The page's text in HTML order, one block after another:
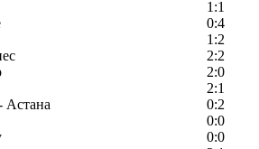
1:1
0:4
1:2
2:2
2:0
2:1
0:2
0:0
0:0